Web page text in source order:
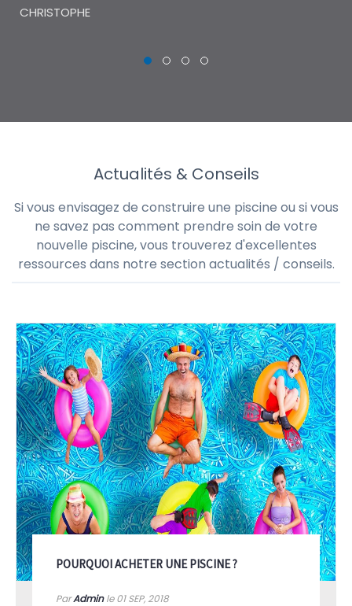
CHRISTOPHE
Actualités & Conseils
Si vous envisagez de construire une piscine ou si vous
ne savez pas comment prendre soin de votre
nouvelle piscine, vous trouverez d'excellentes
ressources dans notre section actualités / conseils.
POURQUOI ACHETER UNE PISCINE ?
ParAdminle 01SEP, 2018